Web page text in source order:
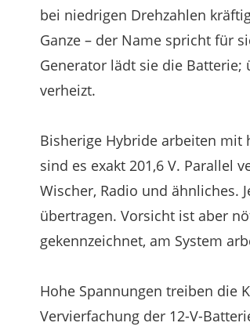
bei niedrigen Drehzahlen
Ganze – der Name spricht für
Generator lädt sie die
verheizt.
Bisherige Hybride arbeiten mit
sind es exakt 201,6 V. Parallel
Wischer, Radio und ähnliches.
übertragen. Vorsicht ist aber
gekennzeichnet, am System
Hohe Spannungen treiben die
Vervierfachung der 12-V-